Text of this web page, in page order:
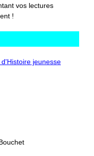
vos lectures
!
d'Histoire jeunesse